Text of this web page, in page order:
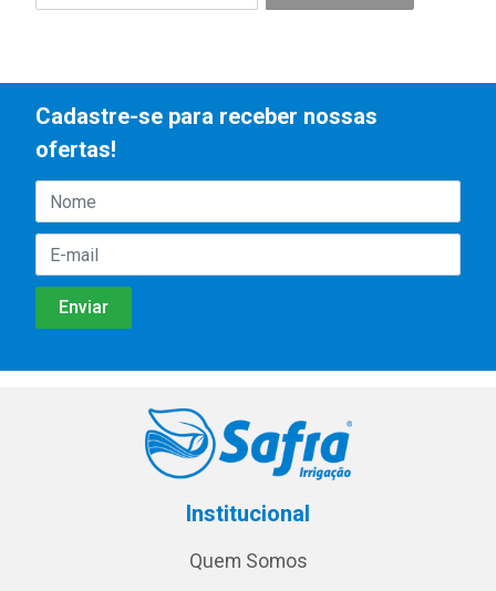
Cadastre-se para receber nossas
ofertas!
Institucional
Quem Somos